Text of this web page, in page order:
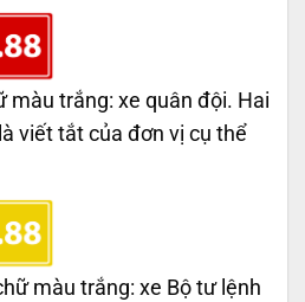
màu trắng: xe quân đội. Hai
viết tắt của đơn vị cụ thể
màu trắng: xe Bộ tư lệnh